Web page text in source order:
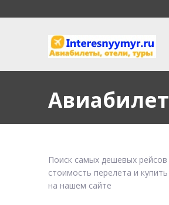
Поиск самых дешевых
стоимость перелета и
на нашем сайте